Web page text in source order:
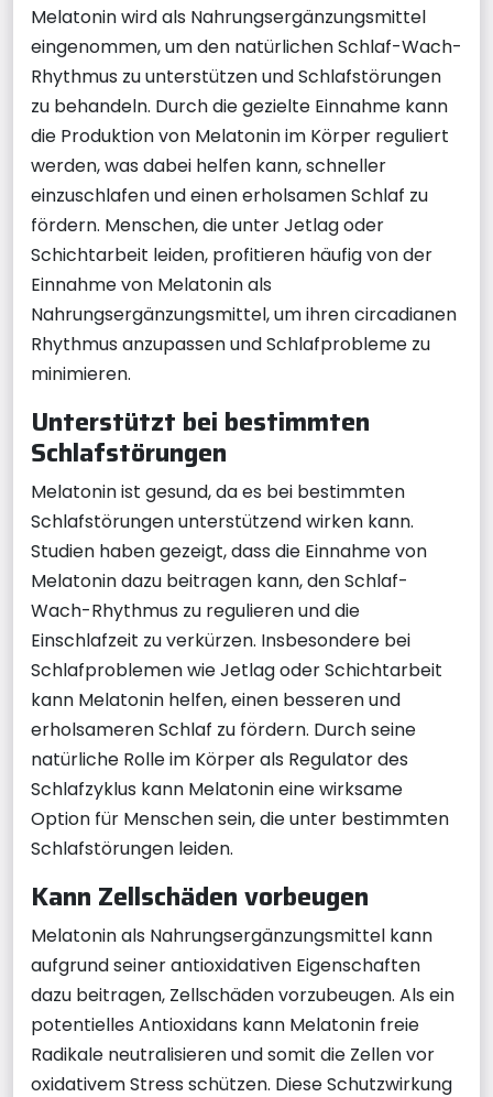
Melatonin wird als Nahrungsergänzungsmittel
eingenommen, um den natürlichen Schlaf-Wach-
Rhythmus zu unterstützen und Schlafstörungen
zu behandeln. Durch die gezielte Einnahme kann
die Produktion von Melatonin im Körper reguliert
werden, was dabei helfen kann, schneller
einzuschlafen und einen erholsamen Schlaf zu
fördern. Menschen, die unter Jetlag oder
Schichtarbeit leiden, profitieren häufig von der
Einnahme von Melatonin als
Nahrungsergänzungsmittel, um ihren circadianen
Rhythmus anzupassen und Schlafprobleme zu
minimieren.
Unterstützt bei bestimmten
Schlafstörungen
Melatonin ist gesund, da es bei bestimmten
Schlafstörungen unterstützend wirken kann.
Studien haben gezeigt, dass die Einnahme von
Melatonin dazu beitragen kann, den Schlaf-
Wach-Rhythmus zu regulieren und die
Einschlafzeit zu verkürzen. Insbesondere bei
Schlafproblemen wie Jetlag oder Schichtarbeit
kann Melatonin helfen, einen besseren und
erholsameren Schlaf zu fördern. Durch seine
natürliche Rolle im Körper als Regulator des
Schlafzyklus kann Melatonin eine wirksame
Option für Menschen sein, die unter bestimmten
Schlafstörungen leiden.
Kann Zellschäden vorbeugen
Melatonin als Nahrungsergänzungsmittel kann
aufgrund seiner antioxidativen Eigenschaften
dazu beitragen, Zellschäden vorzubeugen. Als ein
potentielles Antioxidans kann Melatonin freie
Radikale neutralisieren und somit die Zellen vor
oxidativem Stress schützen. Diese Schutzwirkung